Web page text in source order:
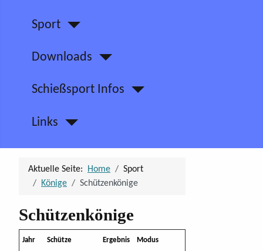
Sport
Downloads
Schießsport Infos
Links
Aktuelle Seite: Home
Sport
Könige
Schützenkönige
Schützenkönige
Jahr Schütze Ergebnis Modus